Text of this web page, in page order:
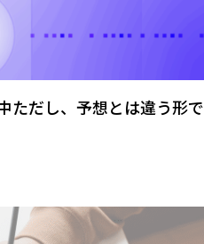
ただし、予想とは違う形で